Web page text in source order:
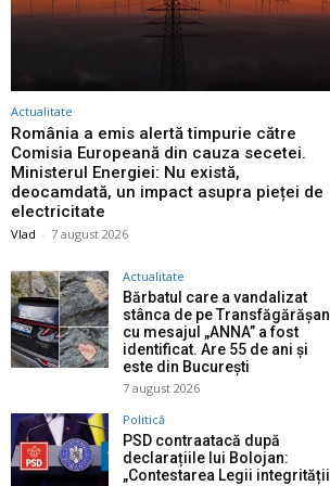
Actualitate
România a emis alertă timpurie către
Comisia Europeană din cauza secetei.
Ministerul Energiei: Nu există,
deocamdată, un impact asupra pieței de
electricitate
Vlad - 7 august 2026
Actualitate
Bărbatul care a vandalizat
stânca de pe Transfăgărășan
cu mesajul „ANNA” a fost
identificat. Are 55 de ani și
este din București
7 august 2026
Politică
PSD contraatacă după
declarațiile lui Bolojan:
„Contestarea Legii integrității